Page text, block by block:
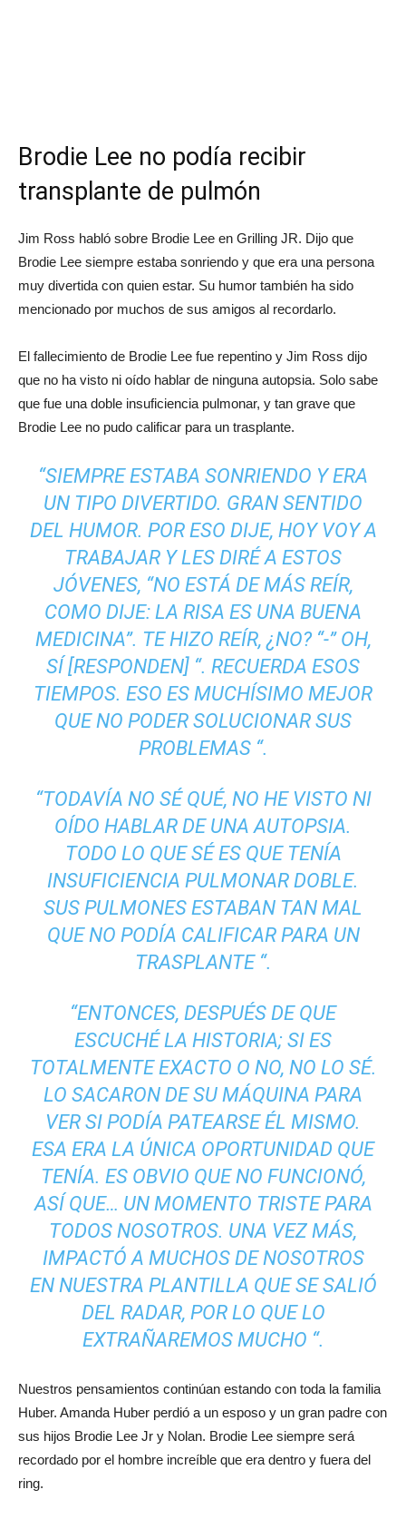
Brodie Lee no podía recibir
transplante de pulmón
Jim Ross habló sobre Brodie Lee en Grilling JR. Dijo que
Brodie Lee siempre estaba sonriendo y que era una persona
muy divertida con quien estar. Su humor también ha sido
mencionado por muchos de sus amigos al recordarlo.
El fallecimiento de Brodie Lee fue repentino y Jim Ross dijo
que no ha visto ni oído hablar de ninguna autopsia. Solo sabe
que fue una doble insuficiencia pulmonar, y tan grave que
Brodie Lee no pudo calificar para un trasplante.
“SIEMPRE ESTABA SONRIENDO Y ERA
UN TIPO DIVERTIDO. GRAN SENTIDO
DEL HUMOR. POR ESO DIJE, HOY VOY A
TRABAJAR Y LES DIRÉ A ESTOS
JÓVENES, “NO ESTÁ DE MÁS REÍR,
COMO DIJE: LA RISA ES UNA BUENA
MEDICINA”. TE HIZO REÍR, ¿NO? “-” OH,
SÍ [RESPONDEN] “. RECUERDA ESOS
TIEMPOS. ESO ES MUCHÍSIMO MEJOR
QUE NO PODER SOLUCIONAR SUS
PROBLEMAS “.
“TODAVÍA NO SÉ QUÉ, NO HE VISTO NI
OÍDO HABLAR DE UNA AUTOPSIA.
TODO LO QUE SÉ ES QUE TENÍA
INSUFICIENCIA PULMONAR DOBLE.
SUS PULMONES ESTABAN TAN MAL
QUE NO PODÍA CALIFICAR PARA UN
TRASPLANTE “.
“ENTONCES, DESPUÉS DE QUE
ESCUCHÉ LA HISTORIA; SI ES
TOTALMENTE EXACTO O NO, NO LO SÉ.
LO SACARON DE SU MÁQUINA PARA
VER SI PODÍA PATEARSE ÉL MISMO.
ESA ERA LA ÚNICA OPORTUNIDAD QUE
TENÍA. ES OBVIO QUE NO FUNCIONÓ,
ASÍ QUE… UN MOMENTO TRISTE PARA
TODOS NOSOTROS. UNA VEZ MÁS,
IMPACTÓ A MUCHOS DE NOSOTROS
EN NUESTRA PLANTILLA QUE SE SALIÓ
DEL RADAR, POR LO QUE LO
EXTRAÑAREMOS MUCHO “.
Nuestros pensamientos continúan estando con toda la familia
Huber. Amanda Huber perdió a un esposo y un gran padre con
sus hijos Brodie Lee Jr y Nolan. Brodie Lee siempre será
recordado por el hombre increíble que era dentro y fuera del
ring.